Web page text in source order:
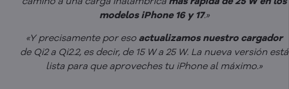
camino a una carga inalámbrica más rápida de 25 W en los
modelos iPhone 16 y 17.»
«Y precisamente por eso actualizamos nuestro cargador
de Qi2 a Qi2.2, es decir, de 15 W a 25 W. La nueva versión está
lista para que aproveches tu iPhone al máximo.»